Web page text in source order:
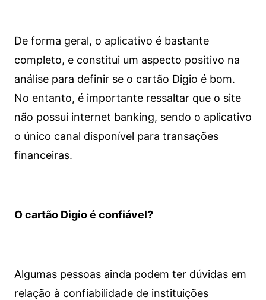
De forma geral, o aplicativo é bastante
completo, e constitui um aspecto positivo na
análise para definir se o cartão Digio é bom.
No entanto, é importante ressaltar que o site
não possui internet banking, sendo o aplicativo
o único canal disponível para transações
financeiras.
O cartão Digio é confiável?
Algumas pessoas ainda podem ter dúvidas em
relação à confiabilidade de instituições